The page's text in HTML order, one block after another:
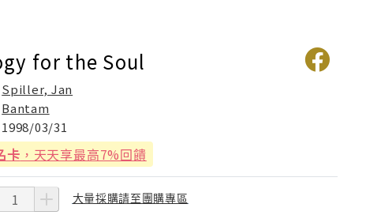
for the Soul
Spiller, Jan
Bantam
1998/03/31
卡 ，天天享最高7%回饋
大量採購請至團購專區